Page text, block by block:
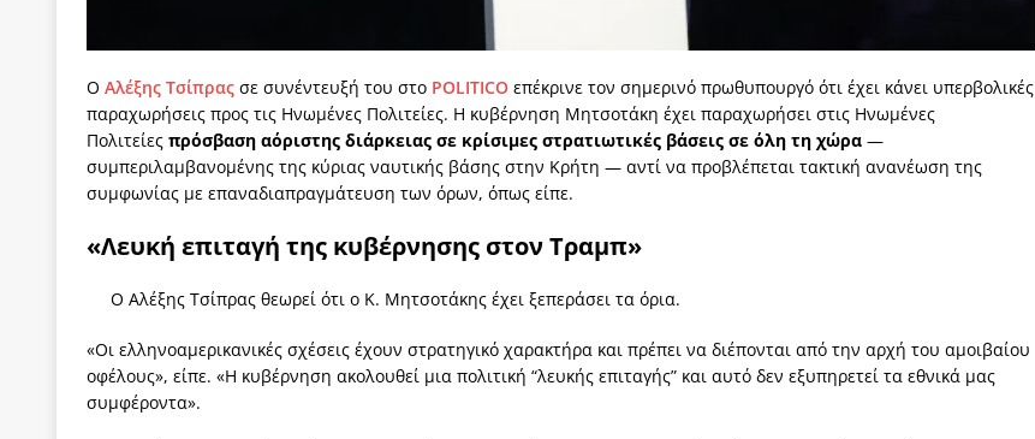
Ο Αλέξης Τσίπρας σε συνέντευξή του στο POLITICO επέκρινε τον σημερινό πρωθυπουργό ότι έχει κάνει υπερβολικές
παραχωρήσεις προς τις Ηνωμένες Πολιτείες. Η κυβέρνηση Μητσοτάκη έχει παραχωρήσει στις Ηνωμένες
Πολιτείες πρόσβαση αόριστης διάρκειας σε κρίσιμες στρατιωτικές βάσεις σε όλη τη χώρα —
συμπεριλαμβανομένης της κύριας ναυτικής βάσης στην Κρήτη — αντί να προβλέπεται τακτική ανανέωση της
συμφωνίας με επαναδιαπραγμάτευση των όρων, όπως είπε.
«Λευκή επιταγή της κυβέρνησης στον Τραμπ»
Ο Αλέξης Τσίπρας θεωρεί ότι ο Κ. Μητσοτάκης έχει ξεπεράσει τα όρια.
«Οι ελληνοαμερικανικές σχέσεις έχουν στρατηγικό χαρακτήρα και πρέπει να διέπονται από την αρχή του αμοιβαίου
οφέλους», είπε. «Η κυβέρνηση ακολουθεί μια πολιτική “λευκής επιταγής” και αυτό δεν εξυπηρετεί τα εθνικά μας
συμφέροντα».